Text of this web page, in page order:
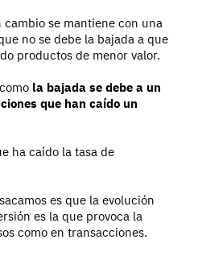
se mantiene con una
no se debe la bajada a que
productos de menor valor.
la bajada se debe a un
que han caído un
ha caído la tasa de
es que la evolución
es la que provoca la
como en transacciones.